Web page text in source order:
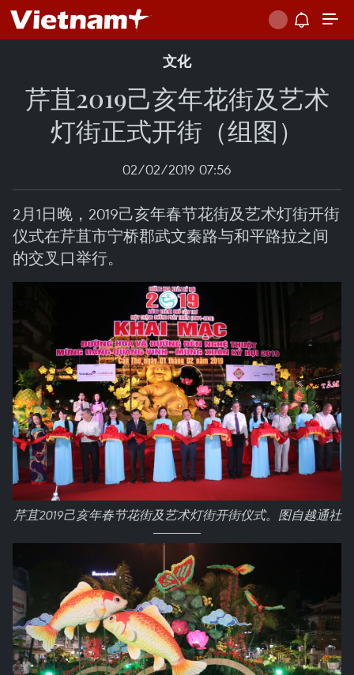
文化
芹苴2019己亥年花街及艺术
灯街正式开街（组图）
02/02/2019 07:56
2月1日晚，2019己亥年春节花街及艺术灯街开街
仪式在芹苴市宁桥郡武文秦路与和平路拉之间
的交叉口举行。
芹苴2019己亥年春节花街及艺术灯街开街仪式。图自越通社